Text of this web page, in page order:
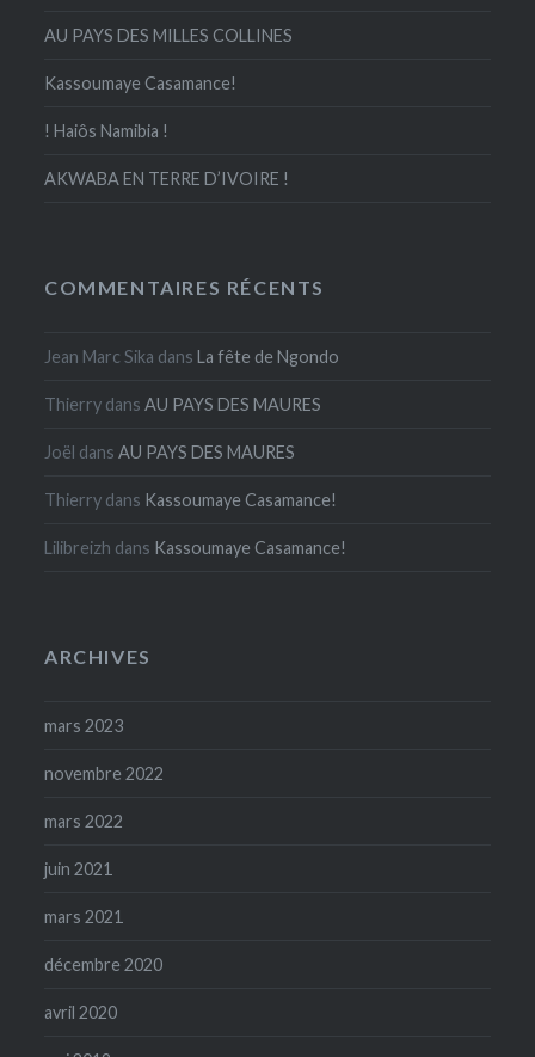
AU PAYS DES MILLES COLLINES
Kassoumaye Casamance!
! Haiôs Namibia !
AKWABA EN TERRE D’IVOIRE !
COMMENTAIRES RÉCENTS
Jean Marc Sika dansLa fête de Ngondo
Thierry dansAU PAYS DES MAURES
Joël dansAU PAYS DES MAURES
Thierry dans Kassoumaye Casamance!
Lilibreizh dans Kassoumaye Casamance!
ARCHIVES
mars 2023
novembre 2022
mars 2022
juin 2021
mars 2021
décembre 2020
avril 2020